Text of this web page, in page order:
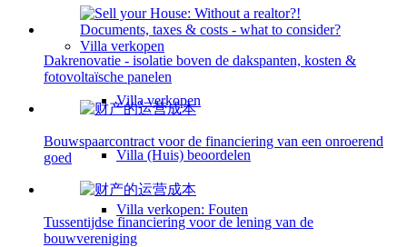
Villa verkopen
Villa verkopen
Villa (Huis) beoordelen
Villa verkopen: Fouten
Dakrenovatie - isolatie boven de dakspanten, kosten &
fotovoltaïsche panelen
Bouwspaarcontract voor de financiering van een onroerend
goed
Tussentijdse financiering voor de lening van de
bouwvereniging